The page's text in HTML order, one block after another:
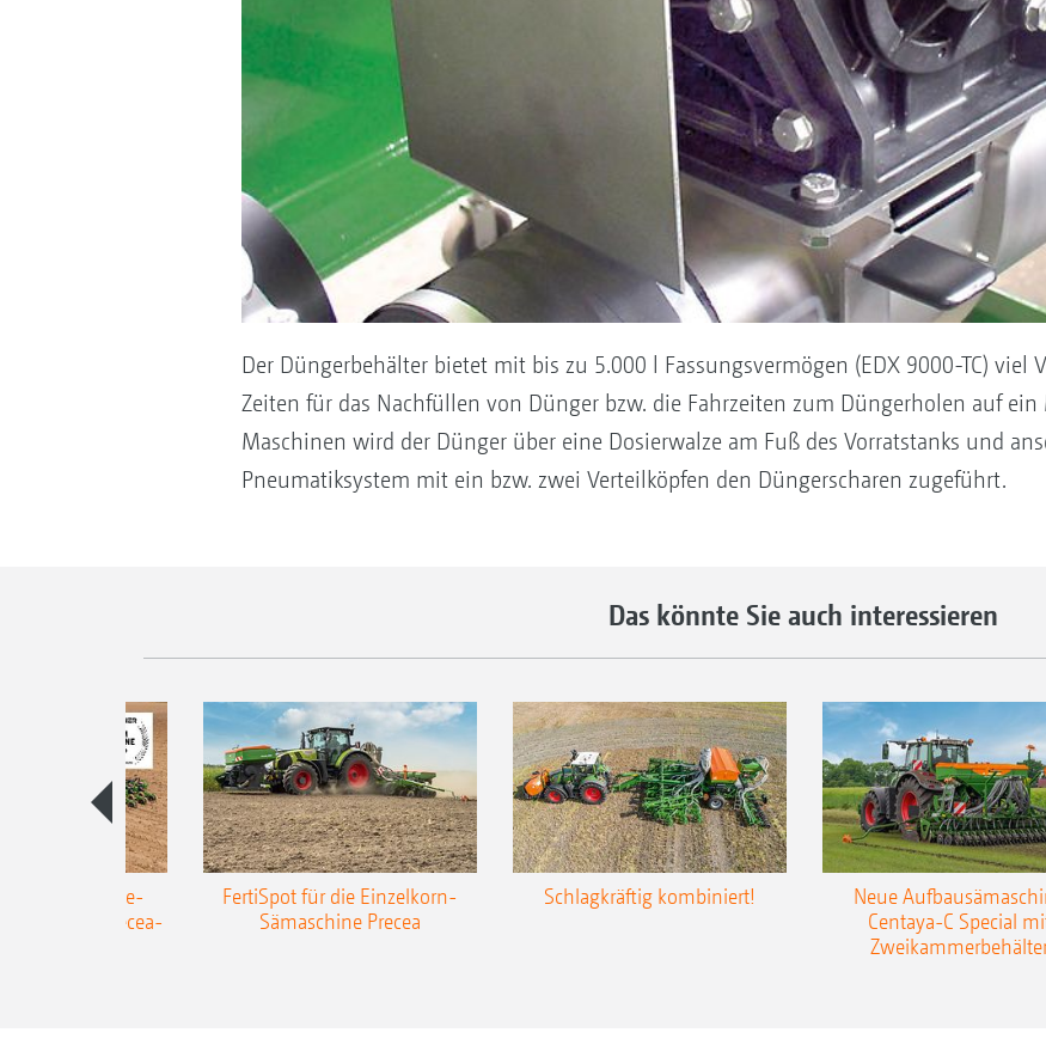
Der Düngerbehälter bietet mit bis zu 5.000 l Fassungsvermögen (EDX 9000-TC) viel
Zeiten für das Nachfüllen von Dünger bzw. die Fahrzeiten zum Düngerholen auf
Maschinen wird der Dünger über eine Dosierwalze am Fuß des Vorratstanks und
Pneumatiksystem mit ein bzw. zwei Verteilköpfen den Düngerscharen zugeführt.
Das könnte Sie auch interessieren
Anhänge-
Precea-
FertiSpot für die Einzelkorn-
Sämaschine Precea
Schlagkräftig kombiniert!
Neue
Centaya-C Special